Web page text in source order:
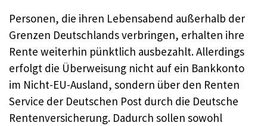
Personen, die ihren Lebensabend außerhalb der
Grenzen Deutschlands verbringen, erhalten ihre
Rente weiterhin pünktlich ausbezahlt. Allerdings
erfolgt die Überweisung nicht auf ein Bankkonto
im Nicht-EU-Ausland, sondern über den Renten
Service der Deutschen Post durch die Deutsche
Rentenversicherung. Dadurch sollen sowohl